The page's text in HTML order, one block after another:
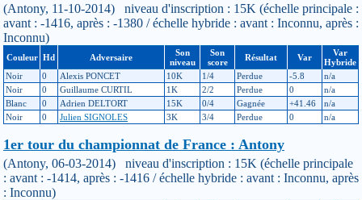
(Antony, 11-10-2014) niveau d'inscription : 15K (échelle principale :
avant : -1416, après : -1380 / échelle hybride : avant : Inconnu, après :
Inconnu)
Couleur Hd Adversaire
Son
niveau
Son
score
Résultat Var
Var
Hybride
Noir
0 Alexis PONCET 10K 1/4 Perdue -5.8
n/a
Noir
0 Guillaume CURTIL 1K 2/2 Perdue 0
n/a
Blanc
0 Adrien DELTORT 15K 0/4 Gagnée +41.46
n/a
Noir
0 Julien SIGNOLES 3K 3/4 Perdue 0 n/a
1er tour du championnat de France : Antony
(Antony, 06-03-2014) niveau d'inscription : 15K (échelle principale
: avant : -1414, après : -1416 / échelle hybride : avant : Inconnu, après
: Inconnu)